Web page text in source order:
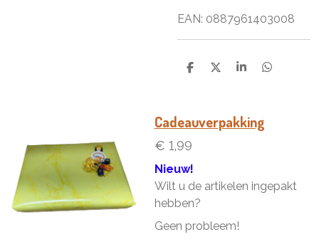
EAN: 0887961403008
D
D
S
e
D
Cadeauverpakking
€ 1,99
Nieuw!
Wilt u de artikelen ingepakt
hebben?
Geen probleem!